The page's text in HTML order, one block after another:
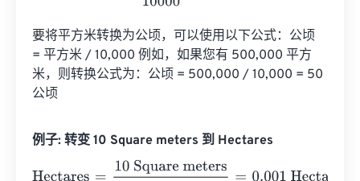
要将平方米转换为公顷，可以使用以下公式：公顷
= 平方米 / 10,000 例如，如果您有 500,000 平方
米，则转换公式为：公顷 = 500,000 / 10,000 = 50
公顷
例子: 转变 10 Square meters 到 Hectares
Hectares
10 Square meters10000 0.001 Hectares